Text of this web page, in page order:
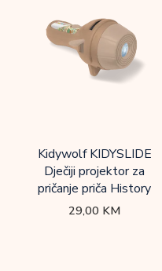
Kidywolf KIDYSLIDE
Dječiji projektor za
pričanje priča History
29,00 KM